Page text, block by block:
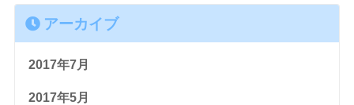
アーカイブ
2017年7月
2017年5月